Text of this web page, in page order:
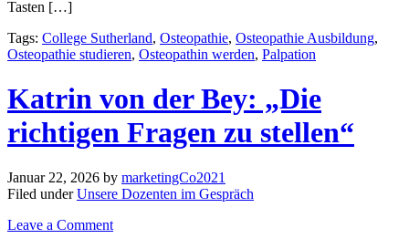
Tasten […]
Tags: College Sutherland, Osteopathie, Osteopathie Ausbildung,
Osteopathie studieren, Osteopathin werden, Palpation
Katrin von der Bey: „Die
richtigen Fragen zu stellen“
Januar 22, 2026 by marketingCo2021
Filed underUnsere Dozenten im Gespräch
Leave a Comment